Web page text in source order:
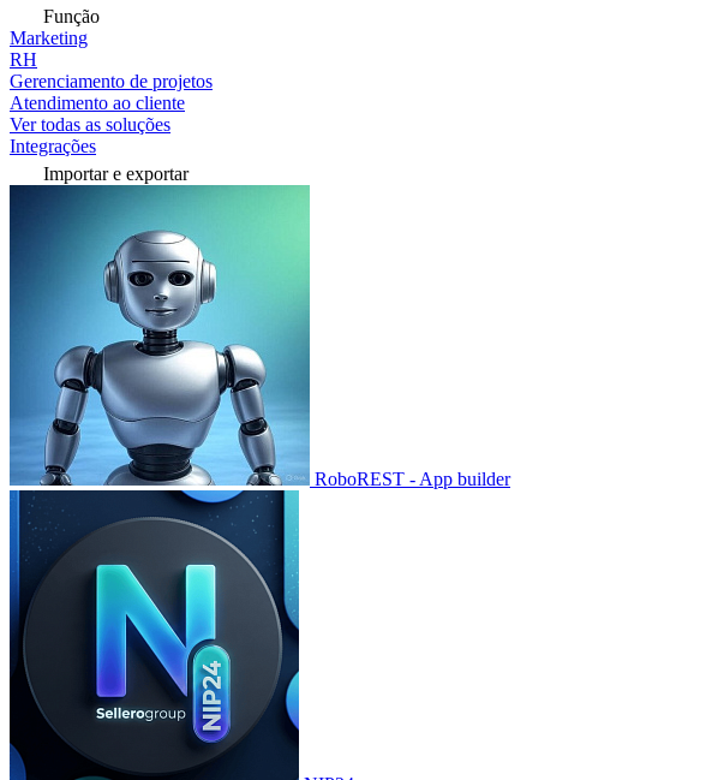
Função
Marketing
RH
Gerenciamento de projetos
Atendimento ao cliente
Ver todas as soluções
Integrações
Importar e exportar
RoboREST - App builder